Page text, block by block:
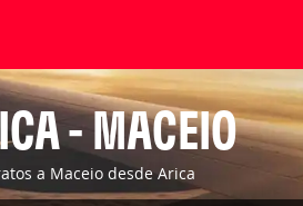
- MACEIO
a Maceio desde Arica